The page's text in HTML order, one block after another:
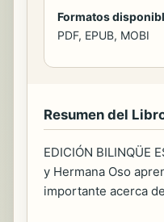
Formatos
PDF, EPUB, MOBI
Resumen del
EDICIÓN BILINQÜE
y Hermana Oso
importante acerca